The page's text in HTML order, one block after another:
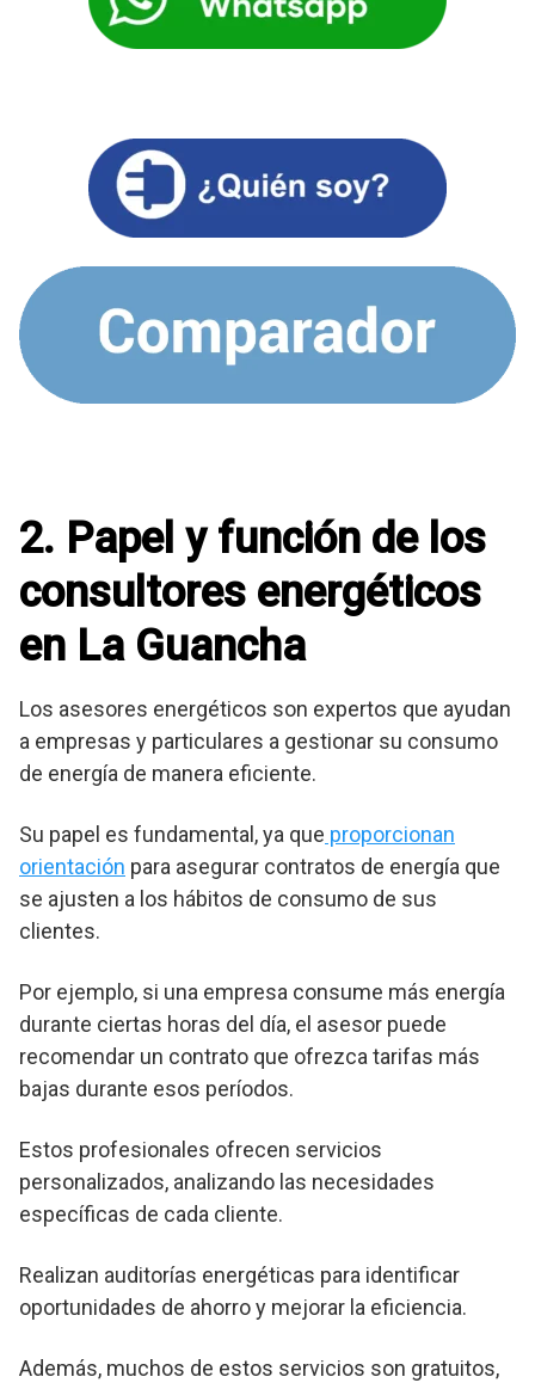
2. Papel y función de los
consultores energéticos
en La Guancha
Los asesores energéticos son expertos que ayudan
a empresas y particulares a gestionar su consumo
de energía de manera eficiente.
Su papel es fundamental, ya que proporcionan
orientación para asegurar contratos de energía que
se ajusten a los hábitos de consumo de sus
clientes.
Por ejemplo, si una empresa consume más energía
durante ciertas horas del día, el asesor puede
recomendar un contrato que ofrezca tarifas más
bajas durante esos períodos.
Estos profesionales ofrecen servicios
personalizados, analizando las necesidades
específicas de cada cliente.
Realizan auditorías energéticas para identificar
oportunidades de ahorro y mejorar la eficiencia.
Además, muchos de estos servicios son gratuitos,